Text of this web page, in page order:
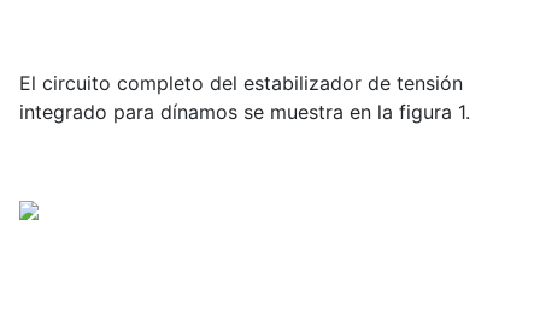
El circuito completo del estabilizador de tensión
integrado para dínamos se muestra en la figura 1.